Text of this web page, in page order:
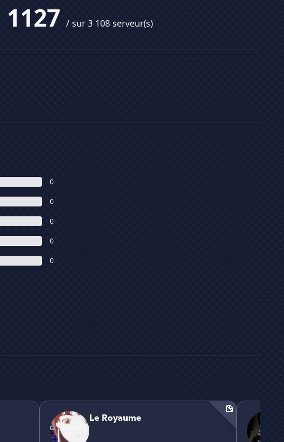
1127 / sur 3 108 serveur(s)
0
0
0
0
0
Le Royaume
Le Royaume
The Last